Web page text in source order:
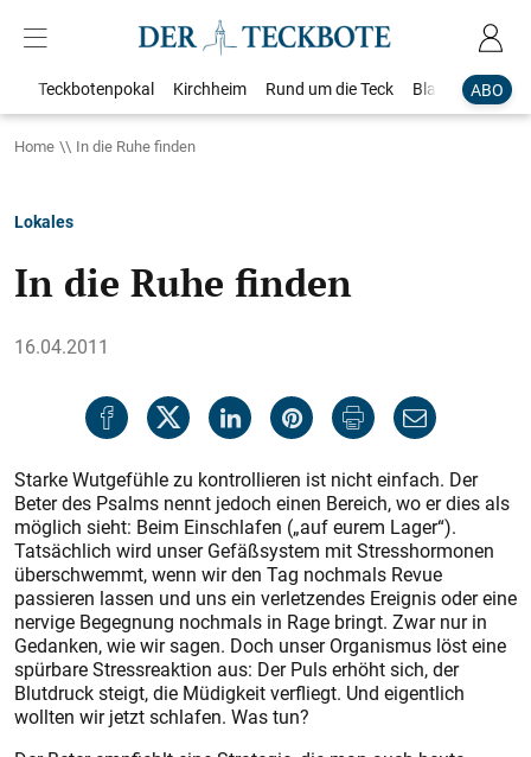
ABO
Teckbotenpokal Kirchheim Rund um die Teck Blaulicht
Home In die Ruhe finden
Lokales
In die Ruhe finden
16.04.2011
Starke Wutgefühle zu kontrollieren ist nicht einfach. Der
Beter des Psalms nennt jedoch einen Bereich, wo er dies als
möglich sieht: Beim Einschlafen („auf eurem Lager“).
Tatsächlich wird unser Gefäßsystem mit Stresshormonen
überschwemmt, wenn wir den Tag nochmals Revue
passieren lassen und uns ein verletzendes Ereignis oder eine
nervige Begegnung nochmals in Rage bringt. Zwar nur in
Gedanken, wie wir sagen. Doch unser Organismus löst eine
spürbare Stressreaktion aus: Der Puls erhöht sich, der
Blutdruck steigt, die Müdigkeit verfliegt. Und eigentlich
wollten wir jetzt schlafen. Was tun?